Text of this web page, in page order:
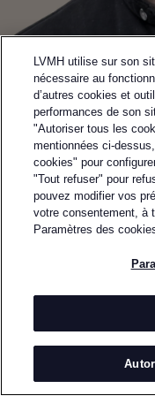
FINALISTE DU
PAOLO
Paolo Carzana est
Londres.
LVMH utilise sur son
nécessaire au
d’autres cookies et
performances de son
"Autoriser tous les
mentionnées ci-
cookies" pour
"Tout refuser" pour
pouvez modifier vos
votre consentement, à
Paramètres des